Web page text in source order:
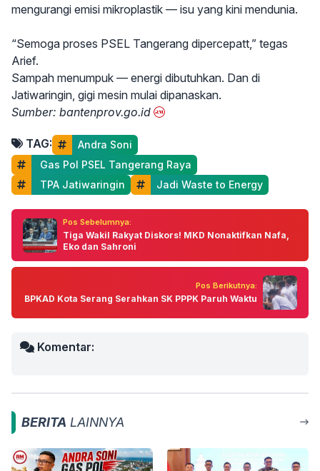
mengurangi emisi mikroplastik — isu yang kini mendunia.
“Semoga proses PSEL Tangerang dipercepatt,” tegas
Arief.
Sampah menumpuk — energi dibutuhkan. Dan di
Jatiwaringin, gigi mesin mulai dipanaskan.
Sumber: bantenprov.go.id
TAG:
Andra Soni
Gas Pol PSEL Tangerang Raya
TPA Jatiwaringin
Jadi Waste to Energy
Pos Sebelumnya:
Tiga Wakil Rakyat Diskors! MKD Nonaktifkan Nafa,
Eko dan Sahroni
Pos Berikutnya:
BPKAD Kota Serang Serahkan SK PPPK Paruh Waktu
Komentar:
BERITA LAINNYA